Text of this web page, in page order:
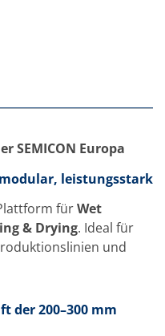
SEMICON Europa
leistungsstark
fürWet
& Drying. Ideal für
und
der 200–300 mm